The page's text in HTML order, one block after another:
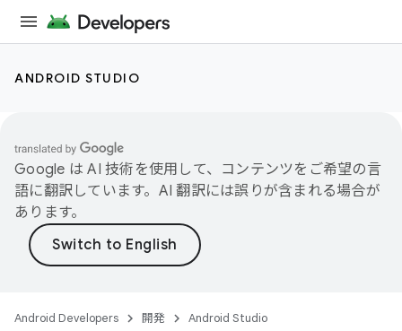
ANDROID STUDIO
Google は AI 技術を使用して、コンテンツをご希望の言
語に翻訳しています。AI 翻訳には誤りが含まれる場合が
あります。
Android Developers 開発
Android Studio